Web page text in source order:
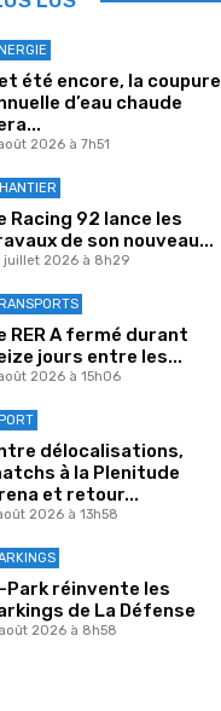
été encore, la coupure
d’eau chaude
2026 à 7h51
Racing 92 lance les
de son nouveau...
juillet 2026 à 8h29
RER A fermé durant
jours entre les...
2026 à 15h06
délocalisations,
à la Plenitude
et retour...
2026 à 13h58
Park réinvente les
de La Défense
2026 à 8h58